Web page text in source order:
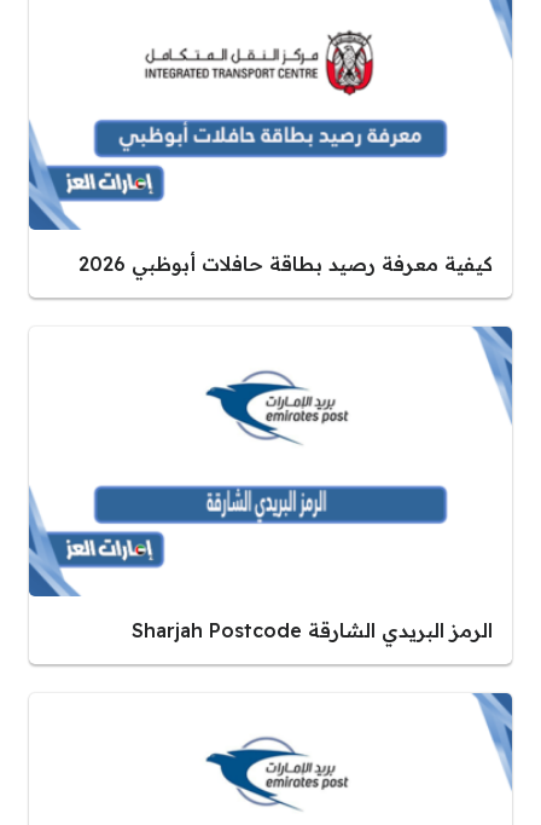
كيفية معرفة رصيد بطاقة حافلات أبوظبي 2026
الرمز البريدي الشارقة Sharjah Postcode